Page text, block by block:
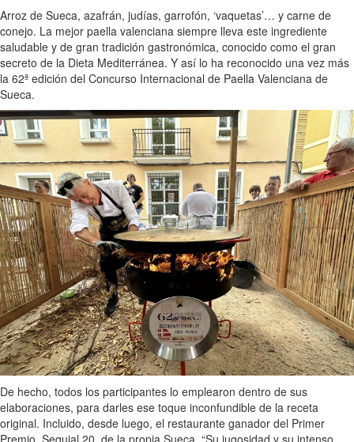
Arroz de Sueca, azafrán, judías, garrofón, ‘vaquetas’… y carne de
conejo. La mejor paella valenciana siempre lleva este ingrediente
saludable y de gran tradición gastronómica, conocido como el gran
secreto de la Dieta Mediterránea. Y así lo ha reconocido una vez más
la 62ª edición del Concurso Internacional de Paella Valenciana de
Sueca.
De hecho, todos los participantes lo emplearon dentro de sus
elaboraciones, para darles ese toque inconfundible de la receta
original. Incluido, desde luego, el restaurante ganador del Primer
Premio, Sequial 20, de la propia Sueca. “Su jugosidad y su intenso